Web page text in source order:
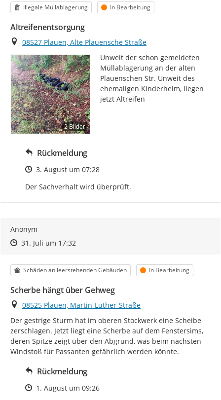
Kategorie
Illegale Müllablagerung Status
In Bearbeitung
Altreifenentsorgung
Ort
08527 Plauen, Alte Plauensche Straße
2 Bilder
Unweit der schon gemeldeten
Müllablagerung an der alten
Plauenschen Str. Unweit des
ehemaligen Kinderheim, liegen
jetzt Altreifen
Rückmeldung
Zeitpunkt des Erstellens
3. August um 07:28
Der Sachverhalt wird überprüft.
Anonym
Zeitpunkt des Erstellens
Zeitpunkt des Erstellens
31. Juli um 17:32Zur Äußerung
Kategorie
Schäden an leerstehenden Gebäuden Status
In Bearbeitung
Scherbe hängt über Gehweg
Ort
08525 Plauen, Martin-Luther-Straße
Der gestrige Sturm hat im oberen Stockwerk eine Scheibe
zerschlagen. Jetzt liegt eine Scherbe auf dem Fenstersims,
deren Spitze zeigt über den Abgrund, was beim nächsten
Windstoß für Passanten gefährlich werden könnte.
Rückmeldung
Zeitpunkt des Erstellens
1. August um 09:26